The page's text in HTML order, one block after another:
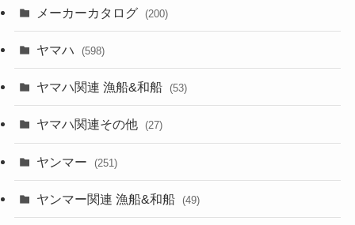
メーカーカタログ (200)
ヤマハ (598)
ヤマハ関連 漁船&和船 (53)
ヤマハ関連その他 (27)
ヤンマー (251)
ヤンマー関連 漁船&和船 (49)